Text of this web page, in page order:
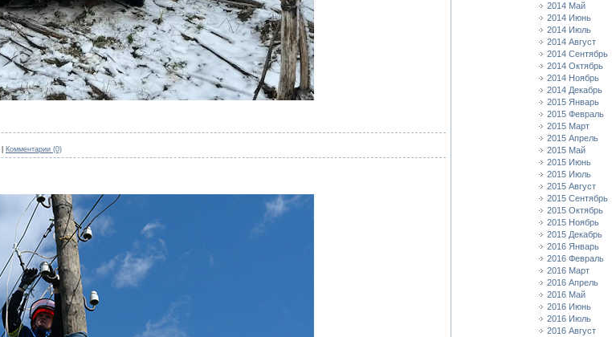
Комментарии (0)
2014 Май
2014 Июнь
2014 Июль
2014 Август
2014 Сентябрь
2014 Октябрь
2014 Ноябрь
2014 Декабрь
2015 Январь
2015 Февраль
2015 Март
2015 Апрель
2015 Май
2015 Июнь
2015 Июль
2015 Август
2015 Сентябрь
2015 Октябрь
2015 Ноябрь
2015 Декабрь
2016 Январь
2016 Февраль
2016 Март
2016 Апрель
2016 Май
2016 Июнь
2016 Июль
2016 Август